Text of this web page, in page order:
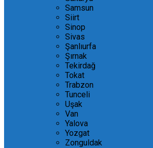
Samsun
Siirt
Sinop
Sivas
Şanlıurfa
Şırnak
Tekirdağ
Tokat
Trabzon
Tunceli
Uşak
Van
Yalova
Yozgat
Zonguldak